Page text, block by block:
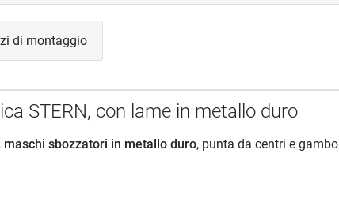
di montaggio
STERN, con lame in metallo duro
maschi sbozzatori in metallo duro, punta da centri e gambo